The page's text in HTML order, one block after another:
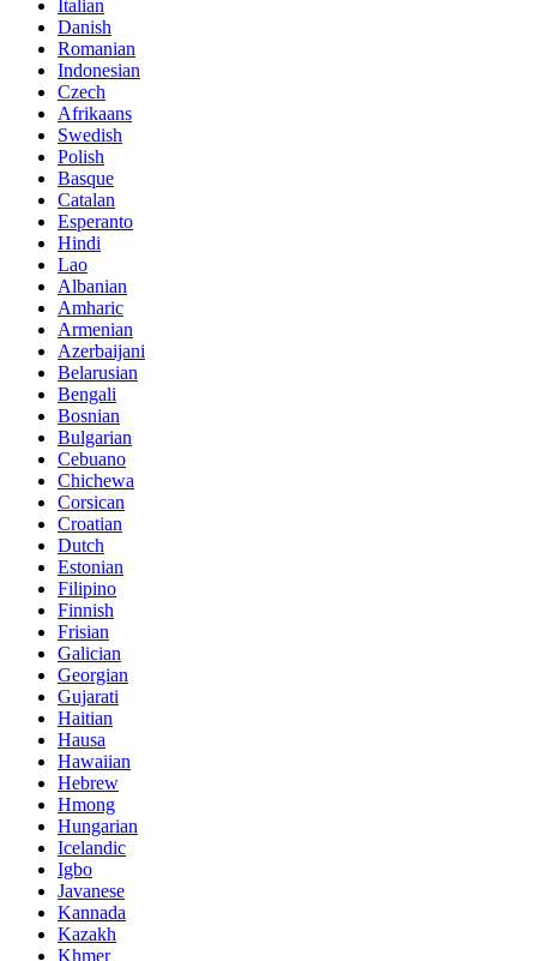
Italian
Danish
Romanian
Indonesian
Czech
Afrikaans
Swedish
Polish
Basque
Catalan
Esperanto
Hindi
Lao
Albanian
Amharic
Armenian
Azerbaijani
Belarusian
Bengali
Bosnian
Bulgarian
Cebuano
Chichewa
Corsican
Croatian
Dutch
Estonian
Filipino
Finnish
Frisian
Galician
Georgian
Gujarati
Haitian
Hausa
Hawaiian
Hebrew
Hmong
Hungarian
Icelandic
Igbo
Javanese
Kannada
Kazakh
Khmer